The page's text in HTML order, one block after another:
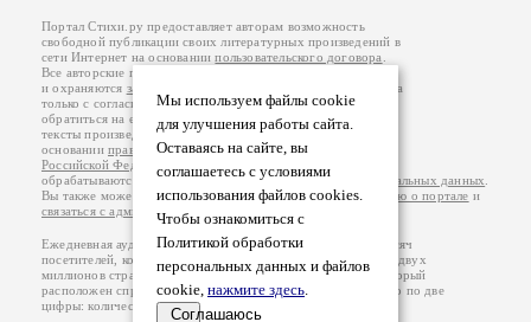
Мы используем файлы cookie
для улучшения работы сайта.
Оставаясь на сайте, вы
соглашаетесь с условиями
использования файлов cookies.
Чтобы ознакомиться с
Политикой обработки
персональных данных и файлов
cookie, нажмите здесь.
Соглашаюсь
Портал Стихи.ру предоставляет авторам возможность
свободной публикации своих литературных произведений в
сети Интернет на основаниипользовательского договора
Все авторские права на произведения принадлежат авторам
и охраняются законом
. Перепечатка произведений возможна
только с согласия его автора, к которому вы можете
обратиться на его авторской странице. Ответственность за
тексты произведений авторы несут самостоятельно на
основанииправил публикацииизаконодательства
Российской Федерации
обрабатываются на основанииПолитики обработки персональных данных
Вы также можете посмотреть более подробнуюинформацию о портале и
связаться с администрацией
Ежедневная аудитория портала Стихи.ру – порядка 200 тысяч
посетителей, которые в общей сумме просматривают более двух
миллионов страниц по данным счетчика посещаемости, который
расположен справа от этого текста. В каждой графе указано по две
цифры: количество просмотров и количество посетителей.